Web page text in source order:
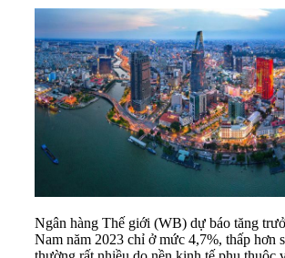
Ngân hàng Thế giới (WB) dự báo tăng
Nam năm 2023 chỉ ở mức 4,7%, thấp hơn